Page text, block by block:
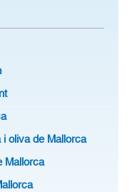
oliva de Mallorca
Mallorca